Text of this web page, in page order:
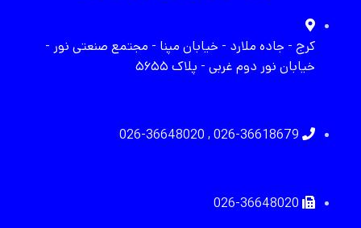
کرج - جاده ملارد - خیابان مپنا - مجتمع صنعتی نور -
خیابان نور دوم غربی - پلاک ۵۶۵۵
026-36618679 , 026-36648020
026-36648020